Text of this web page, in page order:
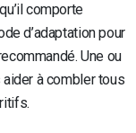
comporte
d’adaptation pour
Une ou
à combler tous